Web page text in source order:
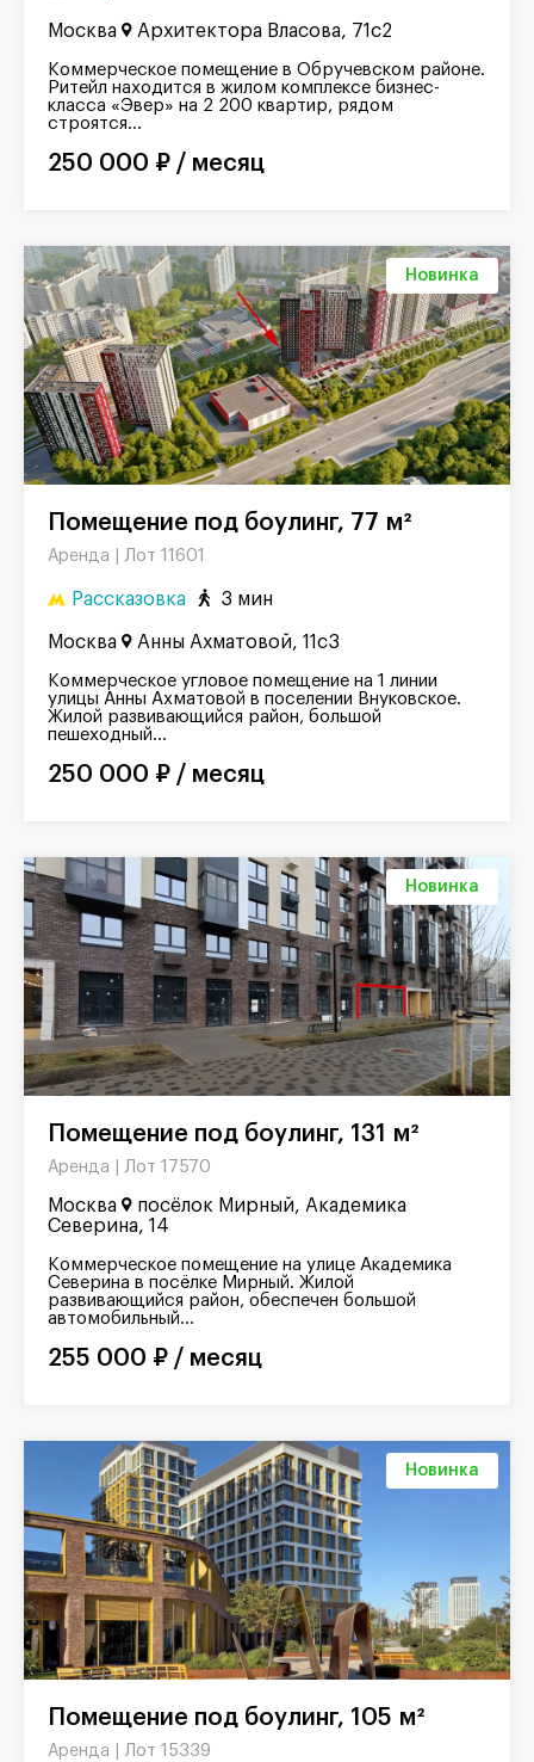
Москва Архитектора Власова, 71с2
Коммерческое помещение в Обручевском районе.
Ритейл находится в жилом комплексе бизнес-
класса «Эвер» на 2 200 квартир, рядом
строятся...
250 000 ₽ / месяц
Новинка
Помещение под боулинг, 77 м²
Аренда | Лот 11601
Рассказовка 3 мин
Москва Анны Ахматовой, 11с3
Коммерческое угловое помещение на 1 линии
улицы Анны Ахматовой в поселении Внуковское.
Жилой развивающийся район, большой
пешеходный...
250 000 ₽ / месяц
Новинка
Помещение под боулинг, 131 м²
Аренда | Лот 17570
Москва
посёлок Мирный, Академика
Северина, 14
Коммерческое помещение на улице Академика
Северина в посёлке Мирный. Жилой
развивающийся район, обеспечен большой
автомобильный...
255 000 ₽ / месяц
Новинка
Помещение под боулинг, 105 м²
Аренда | Лот 15339